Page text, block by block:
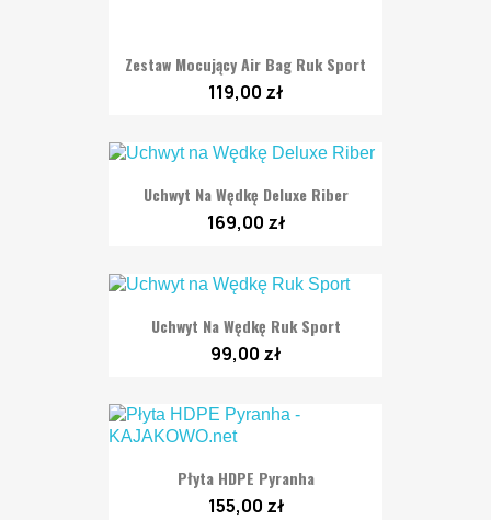
Zestaw Mocujący Air Bag Ruk Sport
119,00 zł
Uchwyt Na Wędkę Deluxe Riber
169,00 zł
Uchwyt Na Wędkę Ruk Sport
99,00 zł
Płyta HDPE Pyranha
155,00 zł